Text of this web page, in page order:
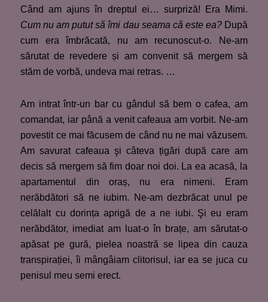
Când am ajuns în dreptul ei… surpriză! Era Mimi.
Cum nu am putut să îmi dau seama că este ea?După
cum era îmbrăcată, nu am recunoscut-o. Ne-am
sărutat de revedere și am convenit să mergem să
stăm de vorbă, undeva mai retras. …
Am intrat într-un bar cu gândul să bem o cafea, am
comandat, iar până a venit cafeaua am vorbit. Ne-am
povestit ce mai făcusem de când nu ne mai văzusem.
Am savurat cafeaua şi câteva țigări după care am
decis să mergem să fim doar noi doi. La ea acasă, la
apartamentul din oraș, nu era nimeni. Eram
nerăbdători să ne iubim. Ne-am dezbrăcat unul pe
celălalt cu dorința aprigă de a ne iubi. Şi eu eram
nerăbdător, imediat am luat-o în brațe, am sărutat-o
apăsat pe gură, pielea noastră se lipea din cauza
transpirației, îi mângâiam clitorisul, iar ea se juca cu
penisul meu semi erect.